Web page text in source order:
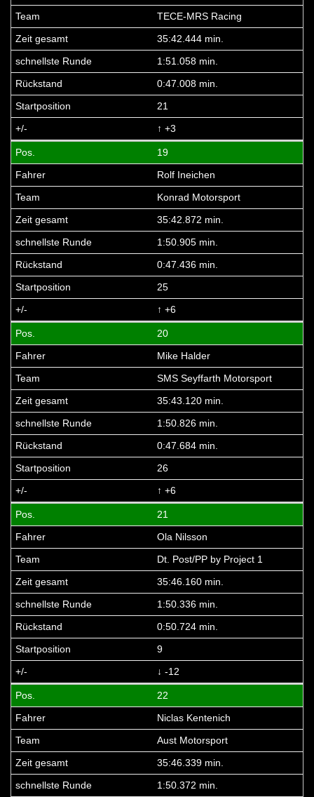
TECE-MRS Racing
35:42.444 min.
1:51.058 min.
0:47.008 min.
21
↑ +3
19
Rolf Ineichen
Konrad Motorsport
35:42.872 min.
1:50.905 min.
0:47.436 min.
25
↑ +6
20
Mike Halder
SMS Seyffarth Motorsport
35:43.120 min.
1:50.826 min.
0:47.684 min.
26
↑ +6
21
Ola Nilsson
Dt. Post/PP by Project 1
35:46.160 min.
1:50.336 min.
0:50.724 min.
9
↓ -12
22
Niclas Kentenich
Aust Motorsport
35:46.339 min.
1:50.372 min.